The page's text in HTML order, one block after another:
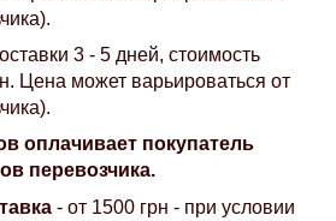
3 - 5 дней, стоимость
Цена может варьироваться от
оплачивает покупатель
перевозчика.
- от 1500 грн - при условии